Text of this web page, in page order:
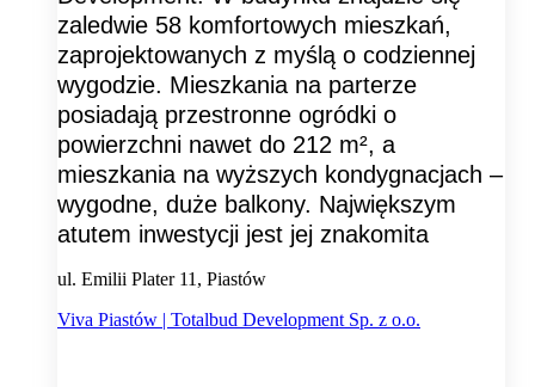
zaledwie 58 komfortowych mieszkań,
zaprojektowanych z myślą o codziennej
wygodzie. Mieszkania na parterze
posiadają przestronne ogródki o
powierzchni nawet do 212 m², a
mieszkania na wyższych kondygnacjach –
wygodne, duże balkony. Największym
atutem inwestycji jest jej znakomita
ul. Emilii Plater 11, Piastów
Viva Piastów | Totalbud Development Sp. z o.o.